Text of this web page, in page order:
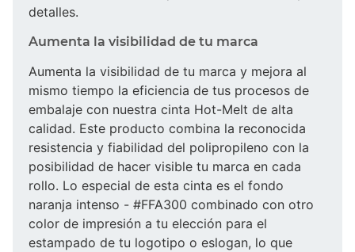
detalles.
Aumenta la visibilidad de tu marca
Aumenta la visibilidad de tu marca y mejora al
mismo tiempo la eficiencia de tus procesos de
embalaje con nuestra cinta Hot-Melt de alta
calidad. Este producto combina la reconocida
resistencia y fiabilidad del polipropileno con la
posibilidad de hacer visible tu marca en cada
rollo. Lo especial de esta cinta es el fondo
naranja intenso - #FFA300 combinado con otro
color de impresión a tu elección para el
estampado de tu logotipo o eslogan, lo que